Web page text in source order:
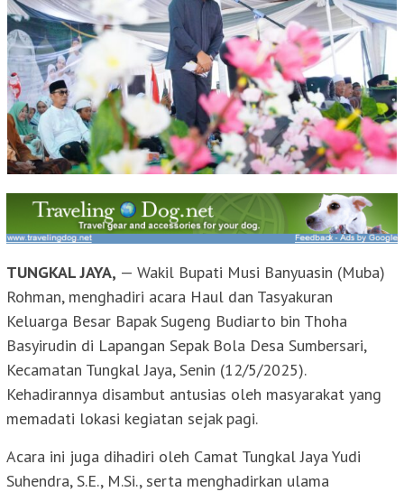
TUNGKAL JAYA, — Wakil Bupati Musi Banyuasin (Muba)
Rohman, menghadiri acara Haul dan Tasyakuran
Keluarga Besar Bapak Sugeng Budiarto bin Thoha
Basyirudin di Lapangan Sepak Bola Desa Sumbersari,
Kecamatan Tungkal Jaya, Senin (12/5/2025).
Kehadirannya disambut antusias oleh masyarakat yang
memadati lokasi kegiatan sejak pagi.
Acara ini juga dihadiri oleh Camat Tungkal Jaya Yudi
Suhendra, S.E., M.Si., serta menghadirkan ulama